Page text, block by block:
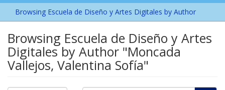
Browsing Escuela de Diseño y Artes Digitales by Author
Browsing Escuela de Diseño y Artes
Digitales by Author "Moncada
Vallejos, Valentina Sofía"